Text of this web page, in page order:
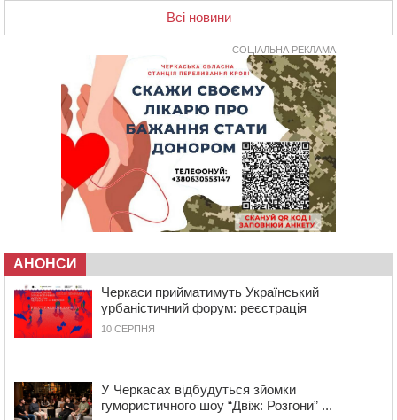
На Черкащині запрацювала Мистецько-краєзнавча
У Вільшанській громаді попрощалися із
захисником, який помер від тяжких поранень
Всі опинилися в кюветі: у Будищі зіткнулися два
автомобілі та мотоцикл
На Черкащині боржникам за електроенергію
нарахують 3% річних та інфляційні втрати
Черкащина серед лідерів за кількістю штрафів для
підприємств через неподання даних про транспорт до
ТЦК
форум: реєстрація
19:08 На Чорнобаївщині конфіскували землю на користь
держави, але оренду не припинили: прокуратура
звернулася до суду
на літній відпочинок дітей пільгових категорій
15:32 «Будеш пожежним!»: рятувальник з Умані про
Всі новини
СОЦІАЛЬНА РЕКЛАМА
АНОНСИ
Черкаси прийматимуть Український
урбаністичний форум: реєстрація
10 СЕРПНЯ
У Черкасах відбудуться зйомки
гумористичного шоу “Двіж: Розгони” ...